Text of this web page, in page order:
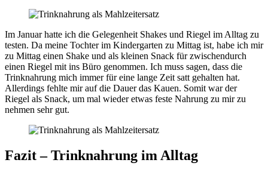
Im Januar hatte ich die Gelegenheit Shakes und Riegel im Alltag zu
testen. Da meine Tochter im Kindergarten zu Mittag ist, habe ich mir
zu Mittag einen Shake und als kleinen Snack für zwischendurch
einen Riegel mit ins Büro genommen. Ich muss sagen, dass die
Trinknahrung mich immer für eine lange Zeit satt gehalten hat.
Allerdings fehlte mir auf die Dauer das Kauen. Somit war der
Riegel als Snack, um mal wieder etwas feste Nahrung zu mir zu
nehmen sehr gut.
Fazit – Trinknahrung im Alltag